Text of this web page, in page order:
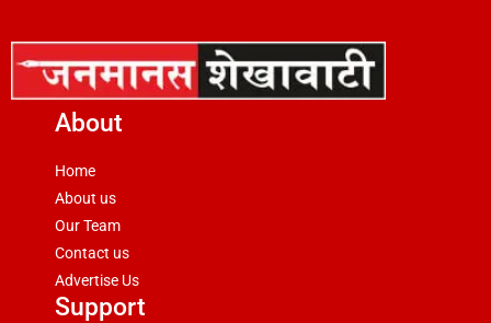
About
Home
About us
Our Team
Contact us
Advertise Us
Support